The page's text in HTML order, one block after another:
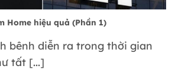
Home hiệu quả (Phần 1)
bênh diễn ra trong thời gian
tất [...]